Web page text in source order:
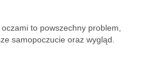
to powszechny problem,
samopoczucie oraz wygląd.